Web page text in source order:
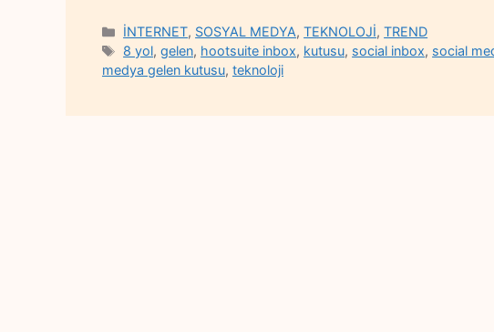
Categories
İNTERNET, SOSYAL MEDYA,TEKNOLOJİ,TREND
Tags
8 yol,gelen, hootsuite inbox, kutusu, social inbox, social
medya gelen kutusu, teknoloji